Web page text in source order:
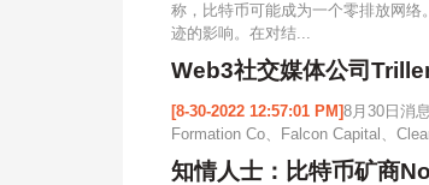
称，比特币可能成为一个零排放网
迹的影响。在对结...
Web3社交媒体公司
[8-30-2022 12:57:01 PM]8月30日消
Formation Co、Falcon Capital、
知情人士：比特币矿商